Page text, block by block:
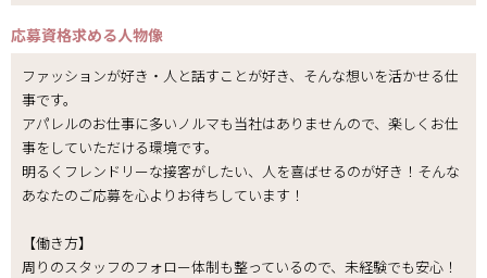
応募資格求める人物像
ファッションが好き・人と話すことが好き、そんな想いを活かせる仕
事です。
アパレルのお仕事に多いノルマも当社はありませんので、楽しくお仕
事をしていただける環境です。
明るくフレンドリーな接客がしたい、人を喜ばせるのが好き！そんな
あなたのご応募を心よりお待ちしています！
【働き方】
周りのスタッフのフォロー体制も整っているので、未経験でも安心！